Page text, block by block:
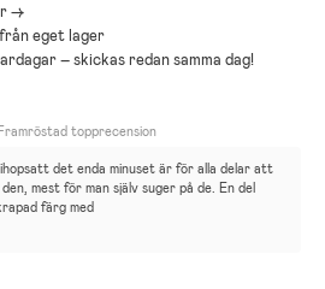
->
eget lager
– skickas redan samma dag!
topprecension
det enda minuset är för alla delar att
mest för man själv suger på de. En del
färg med